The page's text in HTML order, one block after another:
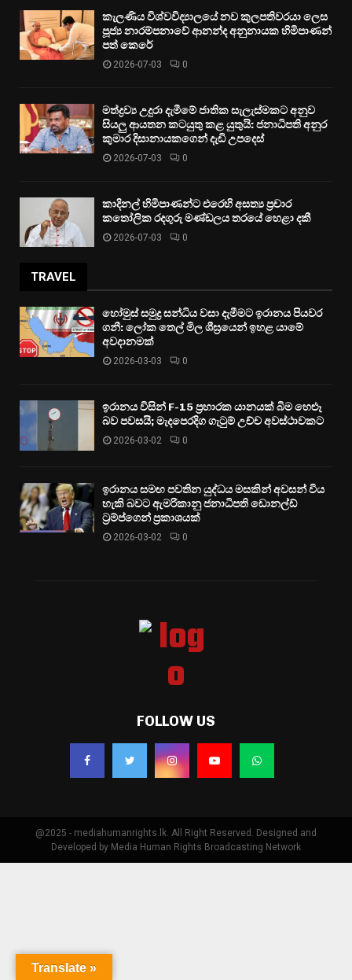
කැලණිය විශ්වවිද්‍යාලයේ නව කුලපතිවරයා ලෙස
පූජ්‍ය නාරම්පනාවේ ආනන්ද අනුනායක හිමිපාණන්
පත් කෙරේ
2026-07-03 0
මත්ද්‍රව්‍ය උදුරා දැමීමේ ජාතික සැලැස්මකට අනුව
සියලු ආයතන කටයුතු කළ යුතුයි: ජනාධිපති අනුර
කුමාර දිසානායකගෙන් දැඩි උපදෙස්
2026-07-03 0
කාදිනල් හිමිපාණන්ට එරෙහි අසත්‍ය ප්‍රචාර
කතෝලික රදගුරු මණ්ඩලය තරයේ හෙළා දකී
2026-07-03 0
TRAVEL
හෝමුස් සමුද්‍ර සන්ධිය වසා දැමීමට ඉරානය පියවර
ගනී: ලෝක තෙල් මිල ශීඝ්‍රයෙන් ඉහළ යාමේ
අවදානමක්
2026-03-03 0
ඉරානය විසින් F-15 ප්‍රහාරක යානයක් බිම හෙළූ
බව පවසයි; මැදපෙරදිග ගැටුම් උච්ච අවස්ථාවකට
2026-03-02 0
ඉරානය සමඟ පවතින යුද්ධය මසකින් අවසන් විය
හැකි බවට ඇමරිකානු ජනාධිපති ඩොනල්ඩ්
ට්‍රම්ප්ගෙන් ප්‍රකාශයක්
2026-03-02 0
FOLLOW US
@2025 - mediahumanrights.lk. All Right Reserved. Designed and
Developed by Media Human Rights Broadcasting Network
Translate »